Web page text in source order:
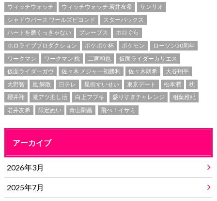
ウィッチウォッチ
ウィッチウォッチ 若井友希
サンリオ
シャドウバース ワールズビヨンド
スターバックス
ハートを磨くっきゃない
ブレーブス
ホロぐら
ホロライブプロダクション
ポケポケ杯 ポケモン
ローソン50周年
ワークマン
ワークマン 枕 二宮和也
仮面ライダーカリエス
仮面ライダーガヴ
佐々木 メジャー初勝利 佐々木朗希
大谷翔平
大野智
嵐 解散 日テレ 星街すいせい 東京デート 松本潤
枕
櫻井翔
激アツ推し活 白上フブキ 盛りすぎチャレンジ
相葉雅紀
若井友希
限定ぬい 青山剛昌 飛べ！イサミ
アーカイブ
2026年3月
2025年7月